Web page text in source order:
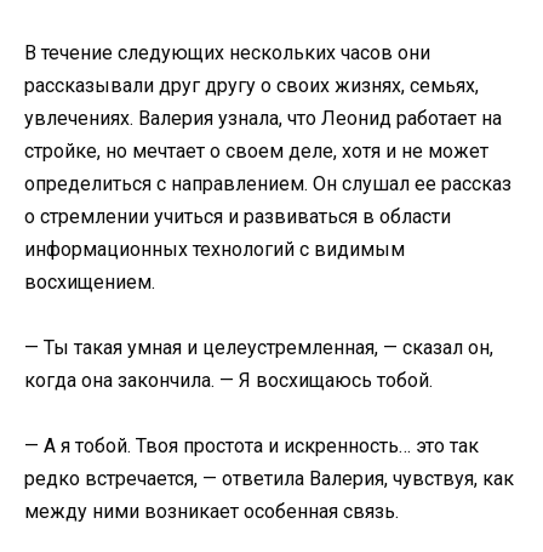
В течение следующих нескольких часов они
рассказывали друг другу о своих жизнях, семьях,
увлечениях. Валерия узнала, что Леонид работает на
стройке, но мечтает о своем деле, хотя и не может
определиться с направлением. Он слушал ее рассказ
о стремлении учиться и развиваться в области
информационных технологий с видимым
восхищением.
— Ты такая умная и целеустремленная, — сказал он,
когда она закончила. — Я восхищаюсь тобой.
— А я тобой. Твоя простота и искренность… это так
редко встречается, — ответила Валерия, чувствуя, как
между ними возникает особенная связь.